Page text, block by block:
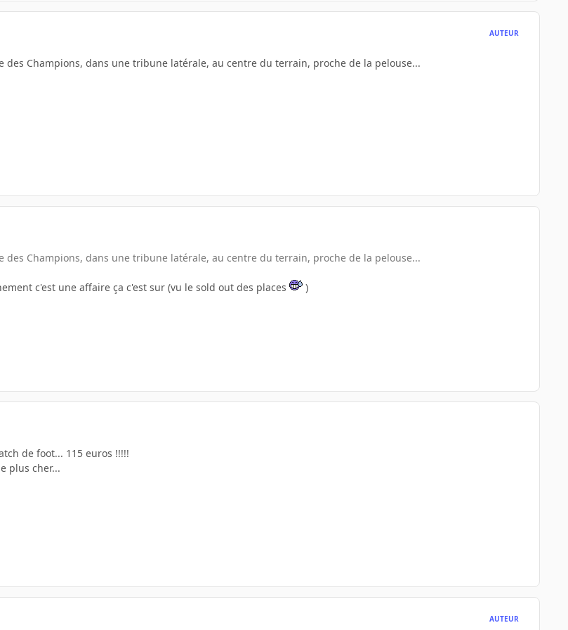
AUTEUR
des Champions, dans une tribune latérale, au centre du terrain, proche de la pelouse...
des Champions, dans une tribune latérale, au centre du terrain, proche de la pelouse...
c'est une affaire ça c'est sur (vu le sold out des places
)
de foot... 115 euros !!!!!
plus cher...
AUTEUR